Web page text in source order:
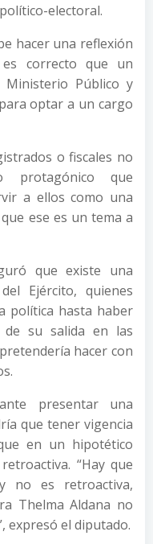
electoral.
hacer una reflexión
correcto que un
Público y
optar a un cargo
o fiscales no
que
a ellos como una
ese es un tema a
que existe una
Ejército, quienes
política hasta haber
de su salida en las
hacer con
presentar una
que tener vigencia
en un hipotético
“Hay que
no es retroactiva,
Thelma Aldana no
expresó el diputado.